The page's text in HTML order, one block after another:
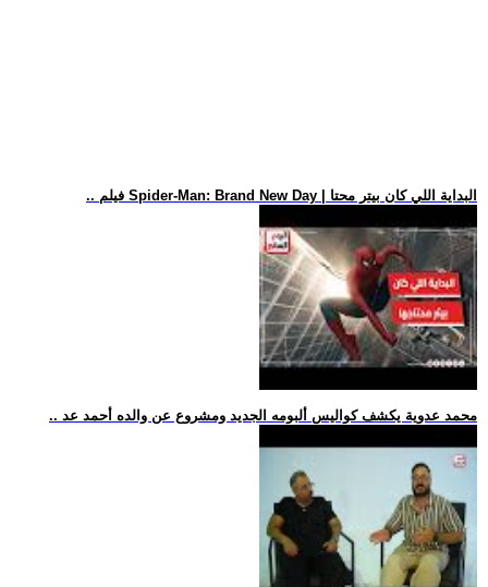
.. فيلم Spider-Man: Brand New Day | البداية اللي كان بيتر محتا
.. محمد عدوية يكشف كواليس ألبومه الجديد ومشروع عن والده أحمد عد